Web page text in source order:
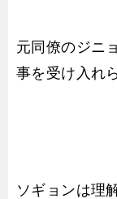
元同僚のジニ
事を受け入れ
ソギョンは理